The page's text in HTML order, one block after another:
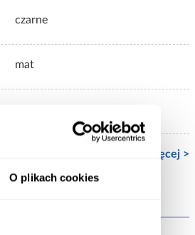
O plikach cookies
czarne
mat
Zobacz więcej >